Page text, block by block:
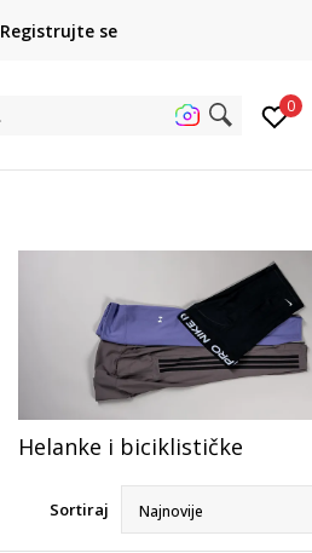
POZOVITE NAS
011 422 1422
Registrujte se
0
Helanke i biciklističke
Sortiraj